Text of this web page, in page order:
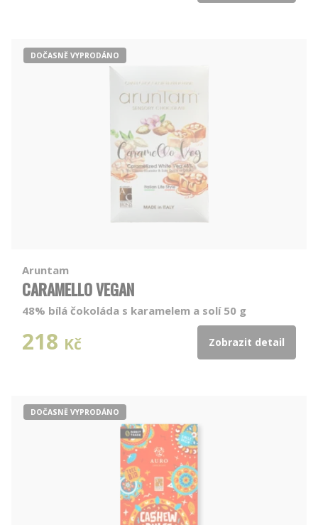
DOČASNĚ VYPRODÁNO
Aruntam
CARAMELLO VEGAN
48% bílá čokoláda s karamelem a solí 50 g
218 Kč Zobrazit detail
DOČASNĚ VYPRODÁNO